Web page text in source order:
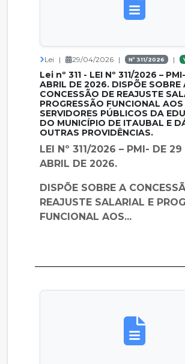
Lei | 29/04/2026 | Nº 311/2026 |
Lei nº 311 - LEI Nº 311/2026 –
ABRIL DE 2026. DISPÕE SOBRE
CONCESSÃO DE REAJUSTE
PROGRESSÃO FUNCIONAL AOS
SERVIDORES PÚBLICOS DA
DO MUNICÍPIO DE ITAUBAL E
OUTRAS PROVIDÊNCIAS.
LEI Nº 311/2026 – PMI- DE 29
ABRIL DE 2026.
DISPÕE SOBRE A
REAJUSTE SALARIAL E
FUNCIONAL AOS...